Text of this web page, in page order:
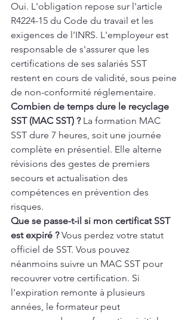
Oui. L'obligation repose sur l'article
R4224-15 du Code du travail et les
exigences de l'INRS. L'employeur est
responsable de s'assurer que les
certifications de ses salariés SST
restent en cours de validité, sous peine
de non-conformité réglementaire.
Combien de temps dure le recyclage
SST (MAC SST) ? La formation MAC
SST dure 7 heures, soit une journée
complète en présentiel. Elle alterne
révisions des gestes de premiers
secours et actualisation des
compétences en prévention des
risques.
Que se passe-t-il si mon certificat SST
est expiré ? Vous perdez votre statut
officiel de SST. Vous pouvez
néanmoins suivre un MAC SST pour
recouvrer votre certification. Si
l'expiration remonte à plusieurs
années, le formateur peut